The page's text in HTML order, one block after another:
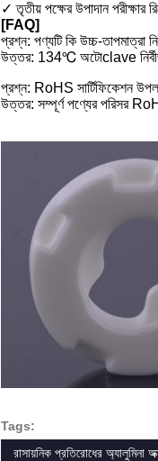
✓ তৃতীয় পক্ষের উপাদান
[FAQ]
প্রশ্ন: পণ্যটি কি উচ্চ-তাপমাত্রা
উত্তর: 134℃ অটোclave
প্রশ্ন: RoHS সার্টিফিকেশন
উত্তর: সম্পূর্ণ পণ্যের পরিসর
Tags:
রাসায়নিক প্রতিরোধের অ্যালুমিনা